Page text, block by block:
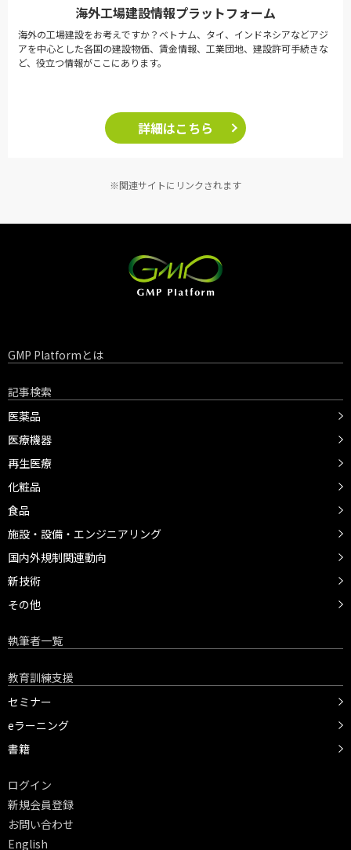
海外工場建設情報プラットフォーム
海外の工場建設をお考えですか？ベトナム、タイ、インドネシアなどアジ
アを中心とした各国の建設物価、賃金情報、工業団地、建設許可手続きな
ど、役立つ情報がここにあります。
詳細はこちら
※関連サイトにリンクされます
GMP Platformとは
記事検索
医薬品
医療機器
再生医療
化粧品
食品
施設・設備・エンジニアリング
国内外規制関連動向
新技術
その他
執筆者一覧
教育訓練支援
セミナー
eラーニング
書籍
ログイン
新規会員登録
お問い合わせ
English